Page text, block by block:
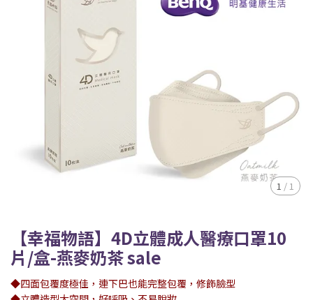
1 / 1
【幸福物語】4D立體成人醫療口罩10
片/盒-燕麥奶茶 sale
◆四面包覆度極佳，連下巴也能完整包覆，修飾臉型